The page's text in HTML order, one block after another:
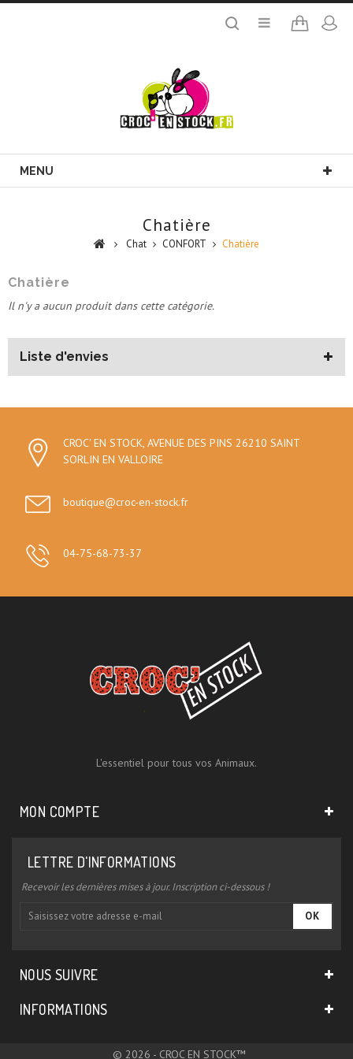
MENU
Chatière
Chat CONFORT Chatière
Chatière
Il n'y a aucun produit dans cette catégorie.
Liste d'envies
CROC' EN STOCK, AVENUE DES PINS 26210 SAINT
SORLIN EN VALLOIRE
boutique@croc-en-stock.fr
04-75-68-73-37
L'essentiel pour tous vos Animaux.
MON COMPTE
LETTRE D'INFORMATIONS
Recevoir les dernières mises à jour. Inscription ci-dessous !
OK
NOUS SUIVRE
INFORMATIONS
© 2026 - CROC EN STOCK™